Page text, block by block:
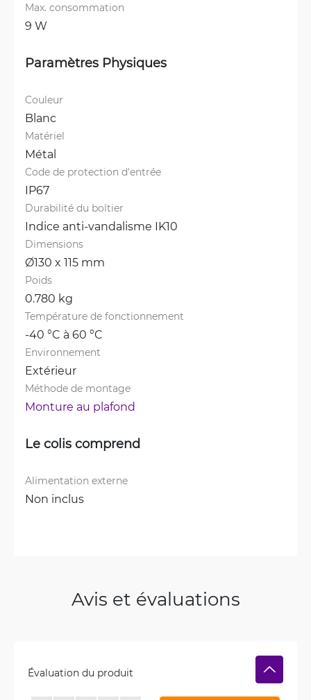
Max. consommation
9 W
Paramètres Physiques
Couleur
Blanc
Matériel
Métal
Code de protection d'entrée
IP67
Durabilité du boîtier
Indice anti-vandalisme IK10
Dimensions
Ø130 x 115 mm
Poids
0.780 kg
Température de fonctionnement
-40 °C à 60 °C
Environnement
Extérieur
Méthode de montage
Monture au plafond
Le colis comprend
Alimentation externe
Non inclus
Avis et évaluations
Évaluation du produit